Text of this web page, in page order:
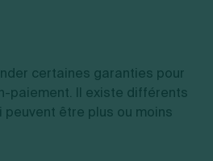
certaines garanties pour
paiement. Il existe différents
être plus ou moins